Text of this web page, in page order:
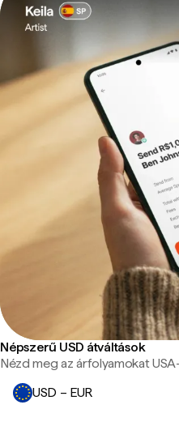
Népszerű USD átváltások
Nézd meg az árfolyamokat
USD – EUR